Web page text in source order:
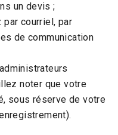
un devis ;
courriel, par
de communication
noter que votre
sous réserve de votre